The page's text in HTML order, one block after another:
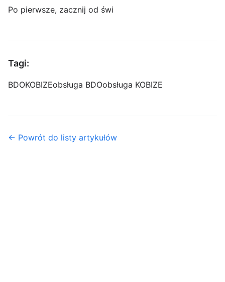
Po pierwsze, zacznij od świ
Tagi:
BDOKOBIZEobsługa BDOobsługa KOBIZE
← Powrót do listy artykułów